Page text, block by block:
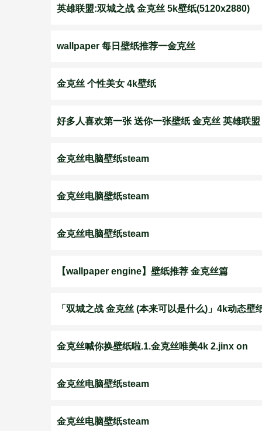
英雄联盟:双城之战 金克丝 5k壁纸(5120x2880)
wallpaper 每日壁纸推荐一金克丝
金克丝 个性美女 4k壁纸
好多人喜欢第一张 送你一张壁纸 金克丝 英雄联
金克丝电脑壁纸steam
金克丝电脑壁纸steam
金克丝电脑壁纸steam
【wallpaper engine】壁纸推荐 金克丝篇
「双城之战 金克丝 (本来可以是什么)」4k动态壁
金克丝喊你换壁纸啦.1.金克丝唯美4k 2.jinx on
金克丝电脑壁纸steam
金克丝电脑壁纸steam